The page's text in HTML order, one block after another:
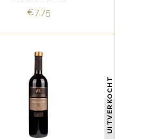
BUY NOW
€7.75
UITVERKOCHT
RODE WIJNEN
– Puglia – Italia,
van kleur.Donker van
bramen, kersen, vanille en